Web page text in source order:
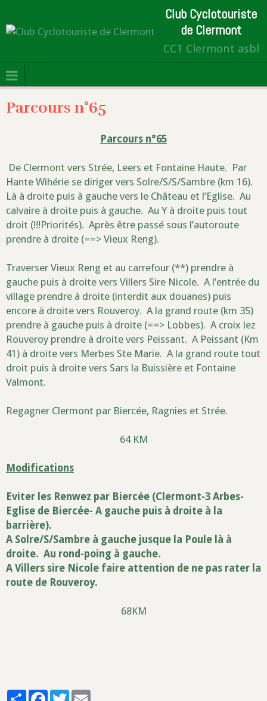
Club Cyclotouriste
de Clermont
CCT Clermont asbl
Parcours n°65
Parcours n°65
De Clermont vers Strée, Leers et Fontaine Haute. Par
Hante Wihérie se diriger vers Solre/S/S/Sambre (km 16).
Là à droite puis à gauche vers le Château et l’Eglise. Au
calvaire à droite puis à gauche. Au Y à droite puis tout
droit (!!!Priorités). Après être passé sous l’autoroute
prendre à droite (==> Vieux Reng).
Traverser Vieux Reng et au carrefour (**) prendre à
gauche puis à droite vers Villers Sire Nicole. A l’entrée du
village prendre à droite (interdit aux douanes) puis
encore à droite vers Rouveroy. A la grand route (km 35)
prendre à gauche puis à droite (==> Lobbes). A croix lez
Rouveroy prendre à droite vers Peissant. A Peissant (Km
41) à droite vers Merbes Ste Marie. A la grand route tout
droit puis à droite vers Sars la Buissière et Fontaine
Valmont.
Regagner Clermont par Biercée, Ragnies et Strée.
64 KM
Modifications
Eviter les Renwez par Biercée (Clermont-3 Arbes-
Eglise de Biercée- A gauche puis à droite à la
barrière).
A Solre/S/Sambre à gauche jusque la Poule là à
droite. Au rond-poing à gauche.
A Villers sire Nicole faire attention de ne pas rater la
route de Rouveroy.
68KM
PartagerFacebook
Twitter